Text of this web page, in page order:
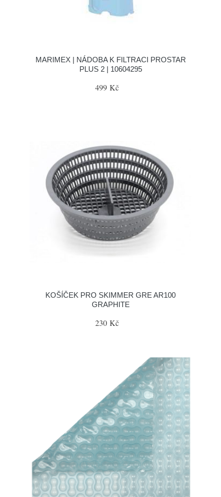
MARIMEX | NÁDOBA K FILTRACI PROSTAR
PLUS 2 | 10604295
499 Kč
KOŠÍČEK PRO SKIMMER GRE AR100
GRAPHITE
230 Kč